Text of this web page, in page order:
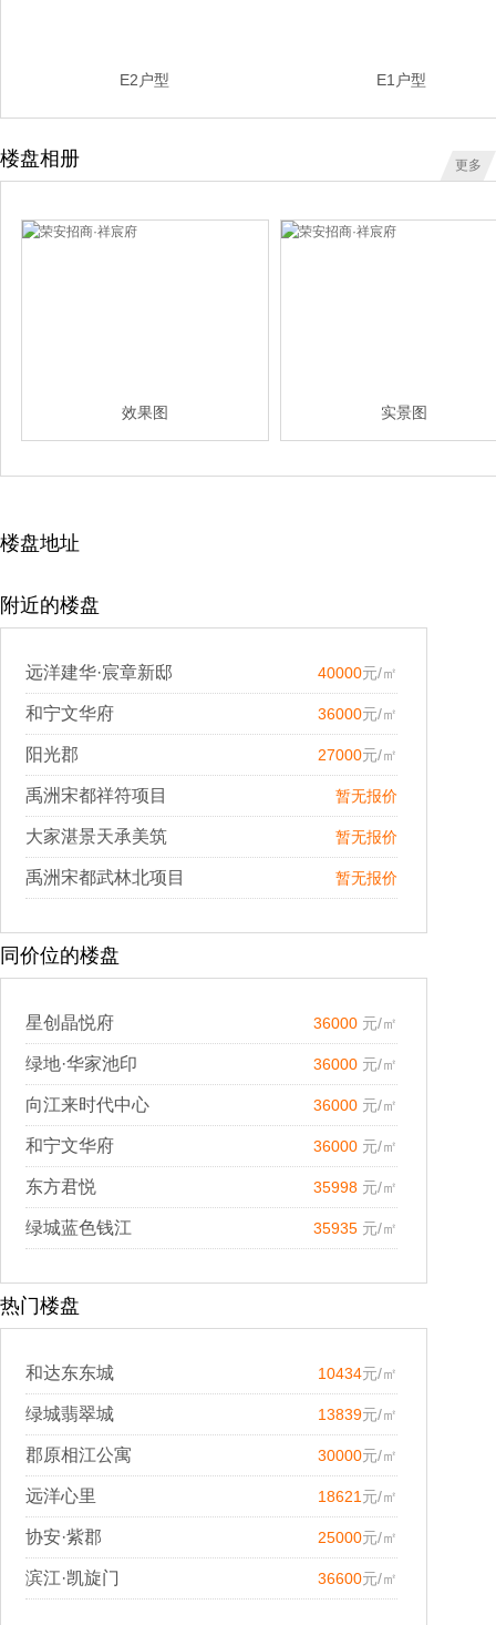
E2户型 E1户型
楼盘相册 更多
效果图 实景图
楼盘地址
附近的楼盘
远洋建华·宸章新邸 40000元/㎡
和宁文华府 36000元/㎡
阳光郡 27000元/㎡
禹洲宋都祥符项目 暂无报价
大家湛景天承美筑 暂无报价
禹洲宋都武林北项目 暂无报价
同价位的楼盘
星创晶悦府 36000 元/㎡
绿地·华家池印 36000 元/㎡
向江来时代中心 36000 元/㎡
和宁文华府 36000 元/㎡
东方君悦 35998 元/㎡
绿城蓝色钱江 35935 元/㎡
热门楼盘
和达东东城 10434元/㎡
绿城翡翠城 13839元/㎡
郡原相江公寓 30000元/㎡
远洋心里 18621 元/㎡
协安·紫郡 25000元/㎡
滨江·凯旋门 36600元/㎡